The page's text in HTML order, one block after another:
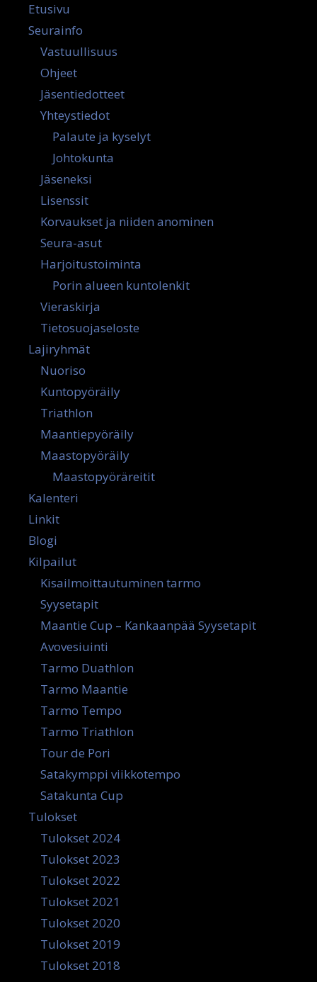
Etusivu
Seurainfo
Vastuullisuus
Ohjeet
Jäsentiedotteet
Yhteystiedot
Palaute ja kyselyt
Johtokunta
Jäseneksi
Lisenssit
Korvaukset ja niiden anominen
Seura-asut
Harjoitustoiminta
Porin alueen kuntolenkit
Vieraskirja
Tietosuojaseloste
Lajiryhmät
Nuoriso
Kuntopyöräily
Triathlon
Maantiepyöräily
Maastopyöräily
Maastopyöräreitit
Kalenteri
Linkit
Blogi
Kilpailut
Kisailmoittautuminen tarmo
Syysetapit
Maantie Cup – Kankaanpää Syysetapit
Avovesiuinti
Tarmo Duathlon
Tarmo Maantie
Tarmo Tempo
Tarmo Triathlon
Tour de Pori
Satakymppi viikkotempo
Satakunta Cup
Tulokset
Tulokset 2024
Tulokset 2023
Tulokset 2022
Tulokset 2021
Tulokset 2020
Tulokset 2019
Tulokset 2018